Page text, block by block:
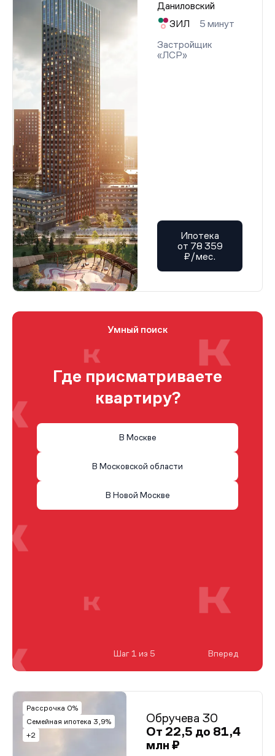
Даниловский
ЗИЛ
5 минут
Застройщик
«ЛСР»
Ипотека
от 78 359
₽/мес.
Рассрочка 0%
Семейная ипотека 3,9%
+2
Обручева 30
От 22,5 до 81,4
млн ₽
Умный поиск
Где присматриваете
квартиру?
В Москве
В Московской области
В Новой Москве
Шаг 1 из 5 Вперед